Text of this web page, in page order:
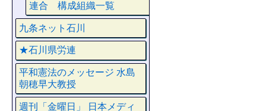
連合 構成組織一覧
九条ネット石川
★石川県労連
平和憲法のメッセージ 水島
朝穂早大教授
週刊「金曜日」 日本メディ